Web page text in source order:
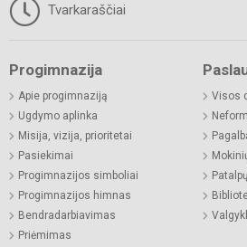
Tvarkaraščiai
Progimnazija
Apie progimnaziją
Ugdymo aplinka
Misija, vizija, prioritetai
Pasiekimai
Progimnazijos simboliai
Progimnazijos himnas
Bendradarbiavimas
Priėmimas
Visos